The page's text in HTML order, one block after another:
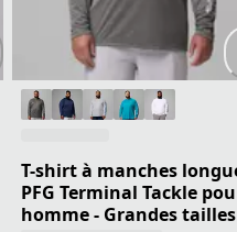
T-shirt à manches
PFG Terminal Tackle
homme - Grandes tailles